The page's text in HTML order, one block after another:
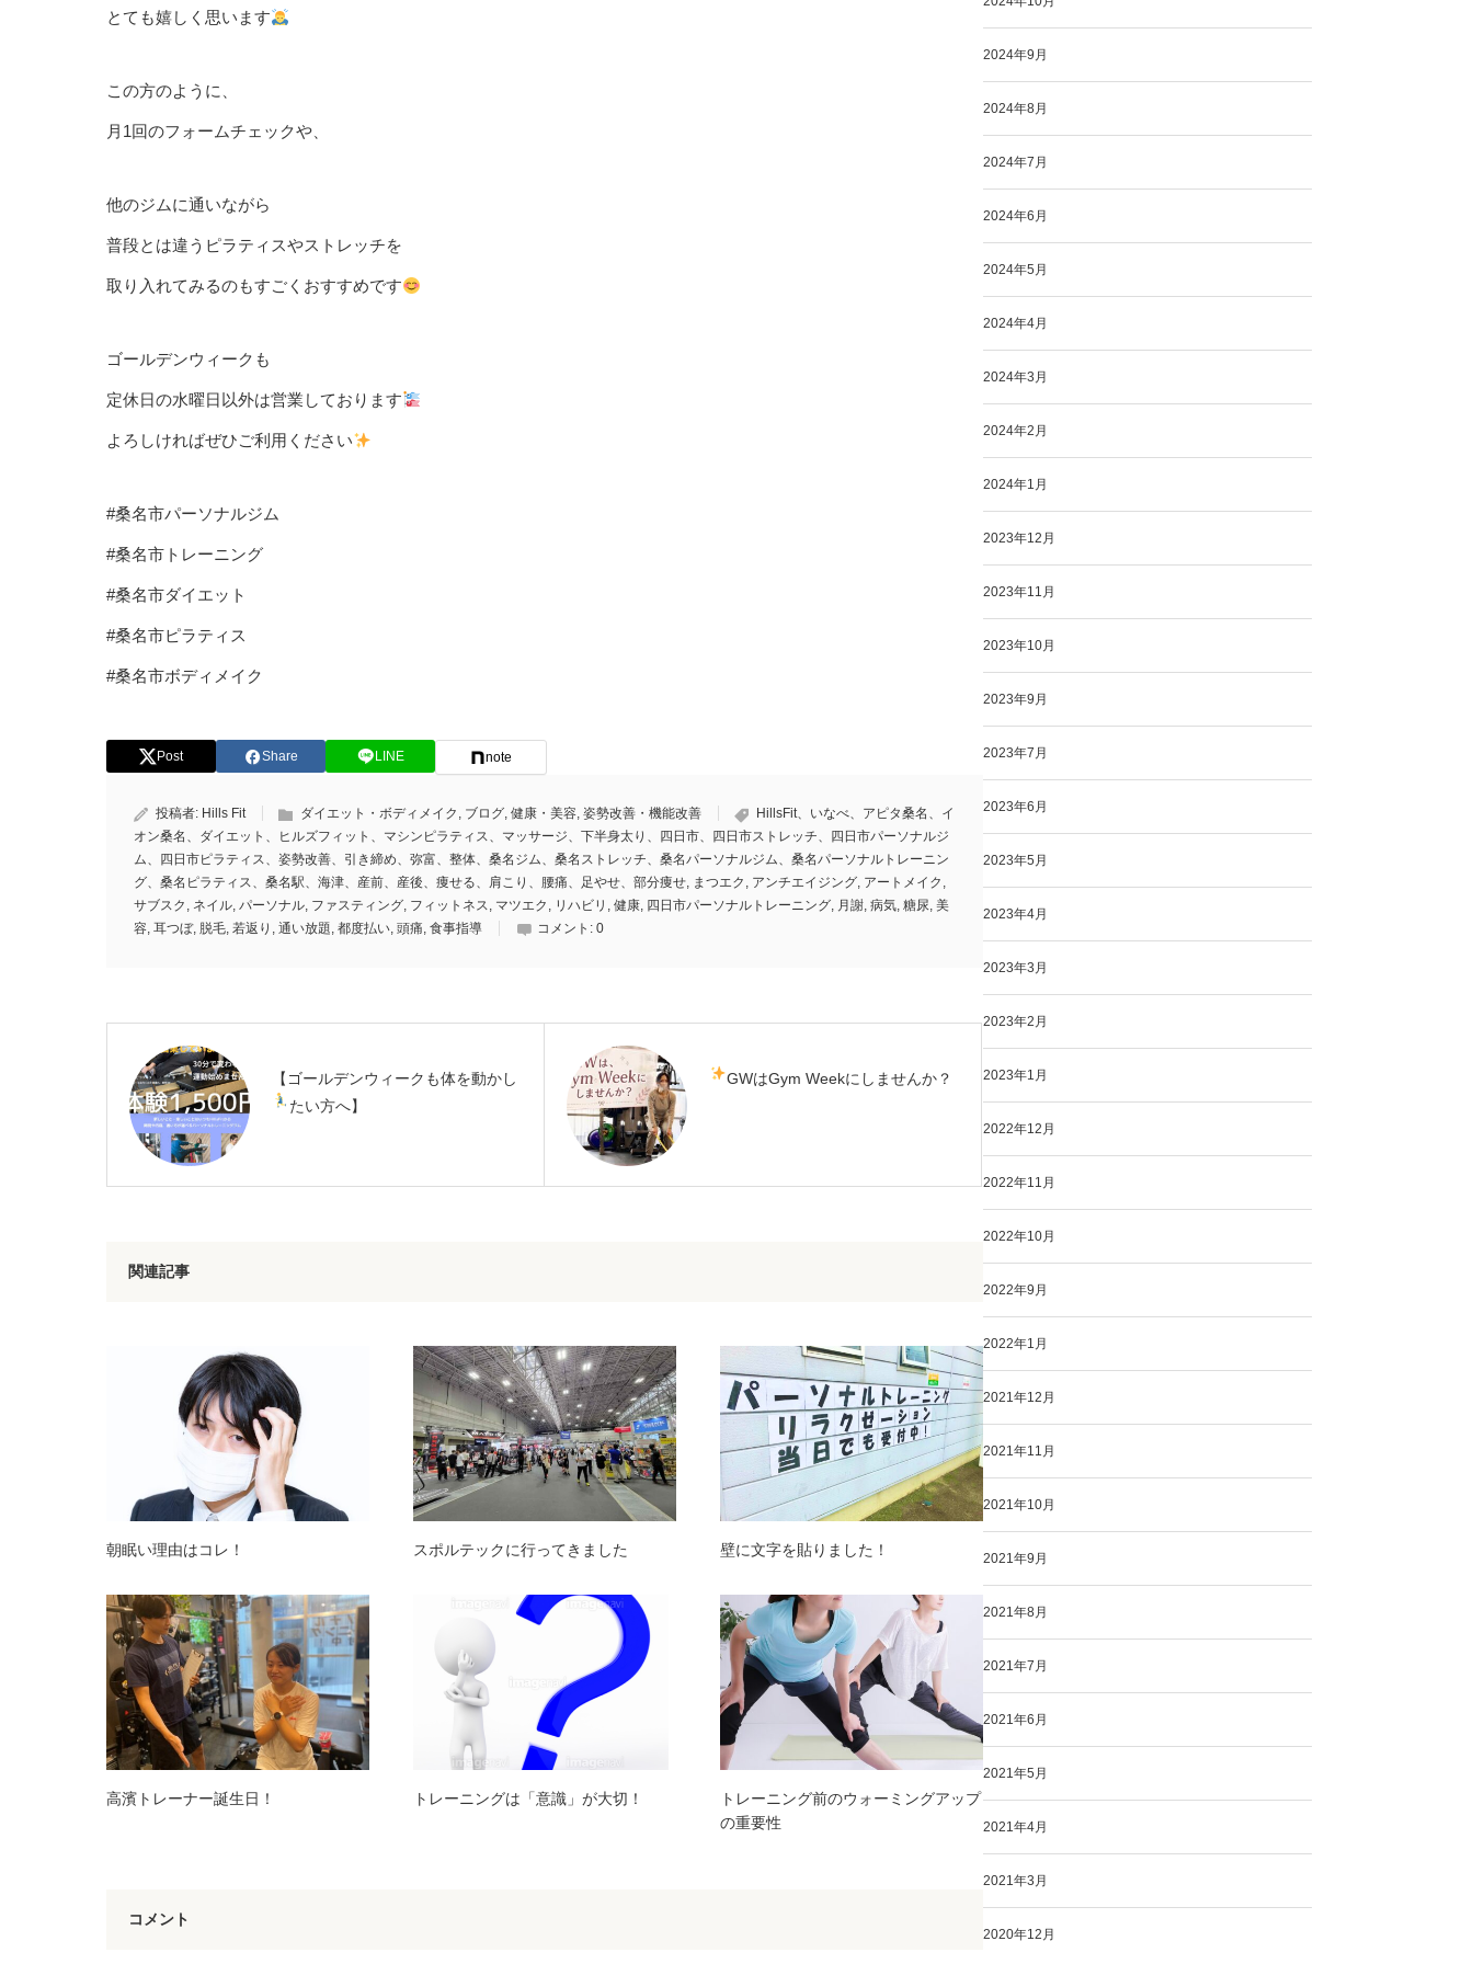
とても嬉しく思います
この方のように、
月1回のフォームチェックや、
他のジムに通いながら
普段とは違うピラティスやストレッチを
取り入れてみるのもすごくおすすめです
ゴールデンウィークも
定休日の水曜日以外は営業しております
よろしければぜひご利用ください
#桑名市パーソナルジム
#桑名市トレーニング
#桑名市ダイエット
#桑名市ピラティス
#桑名市ボディメイク
Post Share LINE note
投稿者: Hills Fit ダイエット・ボディメイク , ブログ, 健康・美容, 姿勢改善・機能改善
HillsFit、いなべ、アピタ桑名、イ
オン桑名、ダイエット、ヒルズフィット、マシンピラティス、マッサージ、下半身太り、四日市、四日市ストレッチ、四日市パーソナルジ
ム、四日市ピラティス、姿勢改善、引き締め、弥富、整体、桑名ジム、桑名ストレッチ、桑名パーソナルジム、桑名パーソナルトレーニン
グ、桑名ピラティス、桑名駅、海津、産前、産後、痩せる、肩こり、腰痛、足やせ、部分痩せ, まつエク , アンチエイジング, アートメイク ,
サブスク , ネイル, パーソナル, ファスティング, フィットネス, マツエク , リハビリ , 健康, 四日市パーソナルトレーニング, 月謝, 病気, 糖尿, 美
容, 耳つぼ, 脱毛, 若返り , 通い放題, 都度払い, 頭痛, 食事指導 コメント: 0
【ゴールデンウィークも体を動かし
たい方へ】
GWはGym Weekにしませんか？
関連記事
朝眠い理由はコレ！ スポルテックに行ってきました 壁に文字を貼りました！
高濱トレーナー誕生日！ トレーニングは「意識」が大切！
トレーニング前のウォーミングアップ
の重要性
コメント
2024年9月
2024年8月
2024年7月
2024年6月
2024年5月
2024年4月
2024年3月
2024年2月
2024年1月
2023年12月
2023年11月
2023年10月
2023年9月
2023年7月
2023年6月
2023年5月
2023年4月
2023年3月
2023年2月
2023年1月
2022年12月
2022年11月
2022年10月
2022年9月
2022年1月
2021年12月
2021年11月
2021年10月
2021年9月
2021年8月
2021年7月
2021年6月
2021年5月
2021年4月
2021年3月
2020年12月